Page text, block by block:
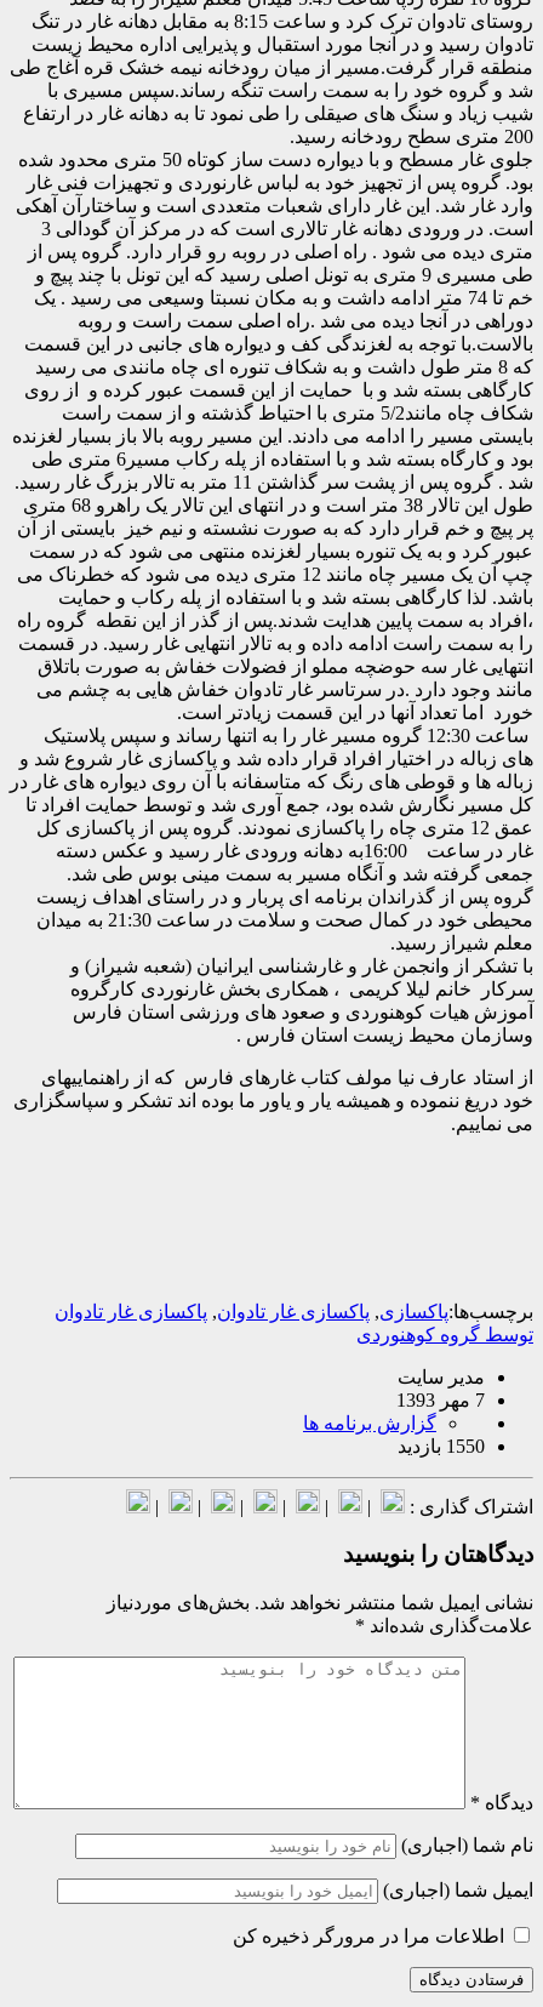
روستای تادوان ترک کرد و ساعت 8:15 به مقابل دهانه غار در تنگ
و در آنجا مورد استقبال و پذیرایی اداره محیط زیست
گرفت.مسیر از میان رودخانه نیمه خشک قره آغاج طی
خود را به سمت راست تنگه رساند.سپس مسیری با
و سنگ های صیقلی را طی نمود تا به دهانه غار در ارتفاع
جلوی غار مسطح و با دیواره دست ساز کوتاه 50 متری محدود شده
پس از تجهیز خود به لباس غارنوردی و تجهیزات فنی غار
شد. این غار دارای شعبات متعددی است و ساختارآن آهکی
است. در ورودی دهانه غار تالاری است که در مرکز آن گودالی 3
می شود . راه اصلی در روبه رو قرار دارد. گروه پس از
طی مسیری 9 متری به تونل اصلی رسید که این تونل با چند پیچ و
خم تا 74 متر ادامه داشت و به مکان نسبتا وسیعی می رسید . یک
آنجا دیده می شد .راه اصلی سمت راست و روبه
توجه به لغزندگی کف و دیواره های جانبی در این قسمت
متر طول داشت و به شکاف تنوره ای چاه مانندی می رسید
بسته شد و با حمایت از این قسمت عبور کرده و از روی
شکاف چاه مانند5/2 متری با احتیاط گذشته و از سمت راست
را ادامه می دادند. این مسیر روبه بالا باز بسیار لغزنده
بود و کارگاه بسته شد و با استفاده از پله رکاب مسیر6 متری طی
شد . گروه پس از پشت سر گذاشتن 11 متر به تالار بزرگ غار رسید.
طول این تالار 38 متر است و در انتهای این تالار یک راهرو 68 متری
خم قرار دارد که به صورت نشسته و نیم خیز بایستی از آن
و به یک تنوره بسیار لغزنده منتهی می شود که در سمت
چپ آن یک مسیر چاه مانند 12 متری دیده می شود که خطرناک می
کارگاهی بسته شد و با استفاده از پله رکاب و حمایت
سمت پایین هدایت شدند.پس از گذر از این نقطه گروه راه
راست ادامه داده و به تالار انتهایی غار رسید. در قسمت
غار سه حوضچه مملو از فضولات خفاش به صورت باتلاق
دارد .در سرتاسر غار تادوان خفاش هایی به چشم می
تعداد آنها در این قسمت زیادتر است.
ساعت 12:30 گروه مسیر غار را به اتنها رساند و سپس پلاستیک
در اختیار افراد قرار داده شد و پاکسازی غار شروع شد و
و قوطی های رنگ که متاسفانه با آن روی دیواره های غار در
نگارش شده بود، جمع آوری شد و توسط حمایت افراد تا
عمق 12 متری چاه را پاکسازی نمودند. گروه پس از پاکسازی کل
غار در ساعت 16:00به دهانه ورودی غار رسید و عکس دسته
شد و آنگاه مسیر به سمت مینی بوس طی شد.
گذراندان برنامه ای پربار و در راستای اهداف زیست
محیطی خود در کمال صحت و سلامت در ساعت 21:30 به میدان
رسید.
وانجمن غار و غارشناسی ایرانیان (شعبه شیراز) و
لیلا کریمی ، همکاری بخش غارنوردی کارگروه
کوهنوردی و صعود های ورزشی استان فارس
محیط زیست استان فارس .
عارف نیا مولف کتاب غارهای فارس که از راهنماییهای
ننموده و همیشه یار و یاور ما بوده اند تشکر و سپاسگزاری
پاکسازی,پاکسازی غار تادوان,پاکسازی غار تادوان
کوهنوردی
سایت
گزارش برنامه ها
:
|
|
|
|
|
|
را بنویسید
شما منتشر نخواهد شد. بخش‌های موردنیاز
شده‌اند*
(اجباری)
مرا در مرورگر ذخیره کن